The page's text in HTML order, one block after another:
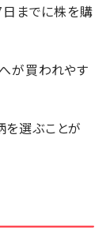
までに株を購
が買われやす
選ぶことが